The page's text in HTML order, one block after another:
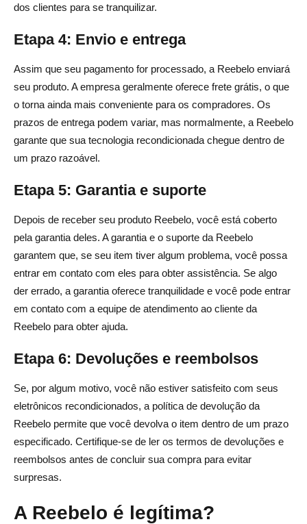
dos clientes para se tranquilizar.
Etapa 4: Envio e entrega
Assim que seu pagamento for processado, a Reebelo enviará
seu produto. A empresa geralmente oferece frete grátis, o que
o torna ainda mais conveniente para os compradores. Os
prazos de entrega podem variar, mas normalmente, a Reebelo
garante que sua tecnologia recondicionada chegue dentro de
um prazo razoável.
Etapa 5: Garantia e suporte
Depois de receber seu produto Reebelo, você está coberto
pela garantia deles. A garantia e o suporte da Reebelo
garantem que, se seu item tiver algum problema, você possa
entrar em contato com eles para obter assistência. Se algo
der errado, a garantia oferece tranquilidade e você pode entrar
em contato com a equipe de atendimento ao cliente da
Reebelo para obter ajuda.
Etapa 6: Devoluções e reembolsos
Se, por algum motivo, você não estiver satisfeito com seus
eletrônicos recondicionados, a política de devolução da
Reebelo permite que você devolva o item dentro de um prazo
especificado. Certifique-se de ler os termos de devoluções e
reembolsos antes de concluir sua compra para evitar
surpresas.
A Reebelo é legítima?